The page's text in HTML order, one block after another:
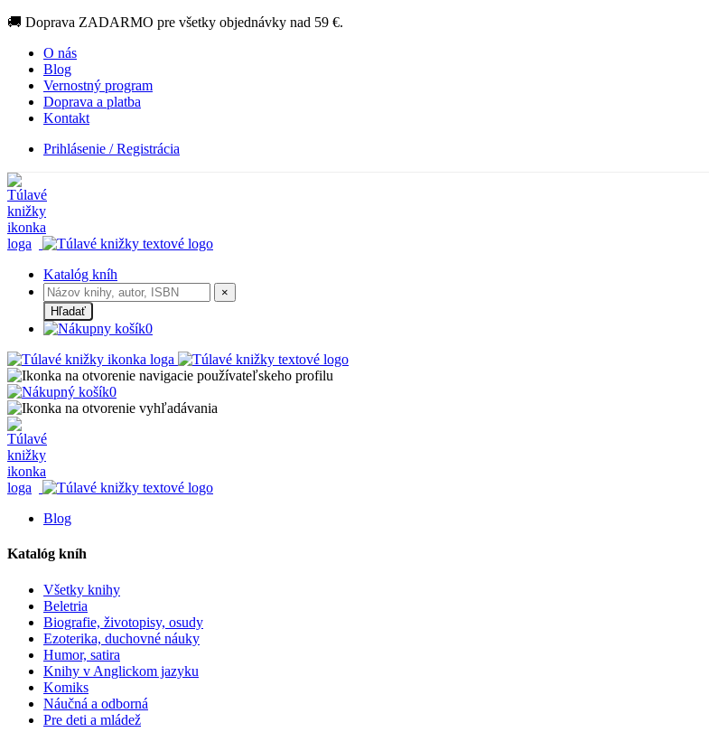
🚚 Doprava ZADARMO pre všetky objednávky nad 59 €.
O nás
Blog
Vernostný program
Doprava a platba
Kontakt
Prihlásenie / Registrácia
Katalóg kníh
×
Hľadať
0
0
Blog
Katalóg kníh
Všetky knihy
Beletria
Biografie, životopisy, osudy
Ezoterika, duchovné náuky
Humor, satira
Knihy v Anglickom jazyku
Komiks
Náučná a odborná
Pre deti a mládež